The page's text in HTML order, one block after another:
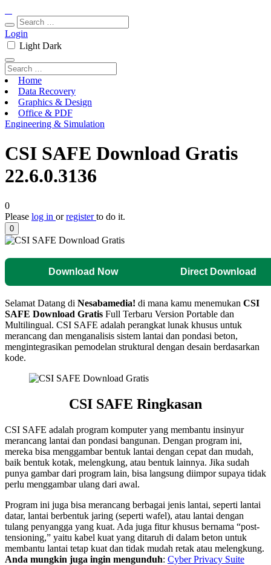
Login
Light Dark
Home
Data Recovery
Graphics & Design
Office & PDF
Engineering & Simulation
CSI SAFE Download Gratis
22.6.0.3136
0
Please log in orregisterto do it.
0
Download Now Direct Download
Selamat Datang di Nesabamedia! di mana kamu menemukan CSI
SAFE Download Gratis Full Terbaru Version Portable dan
Multilingual. CSI SAFE adalah perangkat lunak khusus untuk
merancang dan menganalisis sistem lantai dan pondasi beton,
mengintegrasikan pemodelan struktural dengan desain berdasarkan
kode.
CSI SAFE Ringkasan
CSI SAFE adalah program komputer yang membantu insinyur
merancang lantai dan pondasi bangunan. Dengan program ini,
mereka bisa menggambar bentuk lantai dengan cepat dan mudah,
baik bentuk kotak, melengkung, atau bentuk lainnya. Jika sudah
punya gambar dari program lain, bisa langsung diimpor supaya tidak
perlu menggambar ulang dari awal.
Program ini juga bisa merancang berbagai jenis lantai, seperti lantai
datar, lantai berbentuk jaring (seperti wafel), atau lantai dengan
tulang penyangga yang kuat. Ada juga fitur khusus bernama “post-
tensioning,” yaitu kabel kuat yang ditaruh di dalam beton untuk
membantu lantai tetap kuat dan tidak mudah retak atau melengkung.
Anda mungkin juga ingin mengunduh: Cyber Privacy Suite